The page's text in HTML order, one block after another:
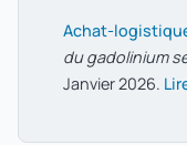
Achat-
du gadolinium
Janvier 2026.